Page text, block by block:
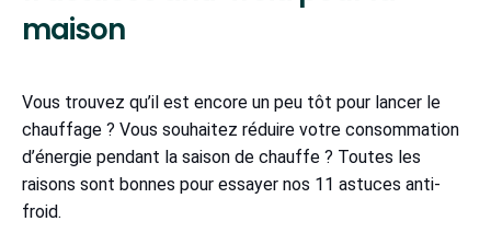
maison
Vous trouvez qu’il est encore un peu tôt pour lancer le
chauffage ? Vous souhaitez réduire votre consommation
d’énergie pendant la saison de chauffe ? Toutes les
raisons sont bonnes pour essayer nos 11 astuces anti-
froid.